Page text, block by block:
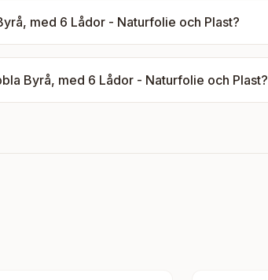
med 6 Lådor - Naturfolie och Plast?
Byrå, med 6 Lådor - Naturfolie och Plast?